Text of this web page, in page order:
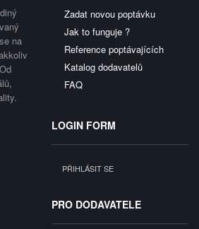
na
Zadat novou poptávku
Jak to funguje ?
Reference poptávajících
Katalog dodavatelů
FAQ
LOGIN FORM
PŘIHLÁSIT SE
PRO DODAVATELE